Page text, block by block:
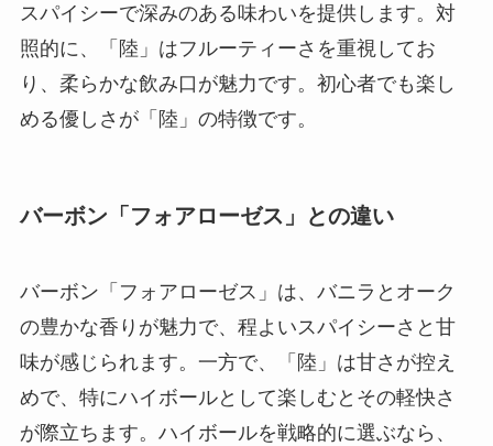
スパイシーで深みのある味わいを提供します。対
照的に、「陸」はフルーティーさを重視してお
り、柔らかな飲み口が魅力です。初心者でも楽し
める優しさが「陸」の特徴です。
バーボン「フォアローゼス」との違い
バーボン「フォアローゼス」は、バニラとオーク
の豊かな香りが魅力で、程よいスパイシーさと甘
味が感じられます。一方で、「陸」は甘さが控え
めで、特にハイボールとして楽しむとその軽快さ
が際立ちます。ハイボールを戦略的に選ぶなら、